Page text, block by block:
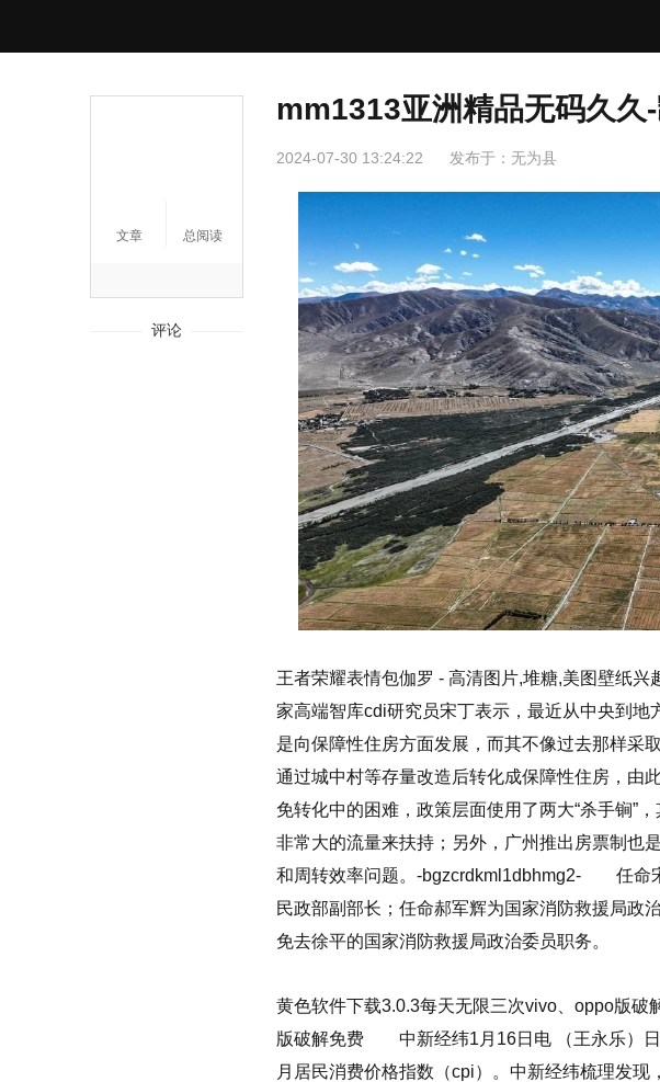
文章 总阅读
评论
mm1313亚洲精品无码久久
2024-07-30 13:24:22 发布于： 无为县
王者荣耀表情包伽罗 - 高清图片,堆糖,美图壁纸
家高端智库cdi研究员宋丁表示，最近从中央到地
是向保障性住房方面发展，而其不像过去那样采
通过城中村等存量改造后转化成保障性住房，由
免转化中的困难，政策层面使用了两大“杀手锏”
非常大的流量来扶持；另外，广州推出房票制也
和周转效率问题。-bgzcrdkml1dbhmg2- 任命
民政部副部长；任命郝军辉为国家消防救援局政
免去徐平的国家消防救援局政治委员职务。
黄色软件下载3.0.3每天无限三次vivo、oppo版破
版破解免费 中新经纬1月16日电 （王永乐）日
月居民消费价格指数（cpi）。中新经纬梳理发